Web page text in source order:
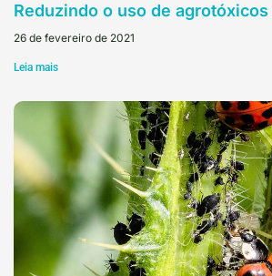
Reduzindo o uso de
26 de fevereiro de 2021
Leia mais